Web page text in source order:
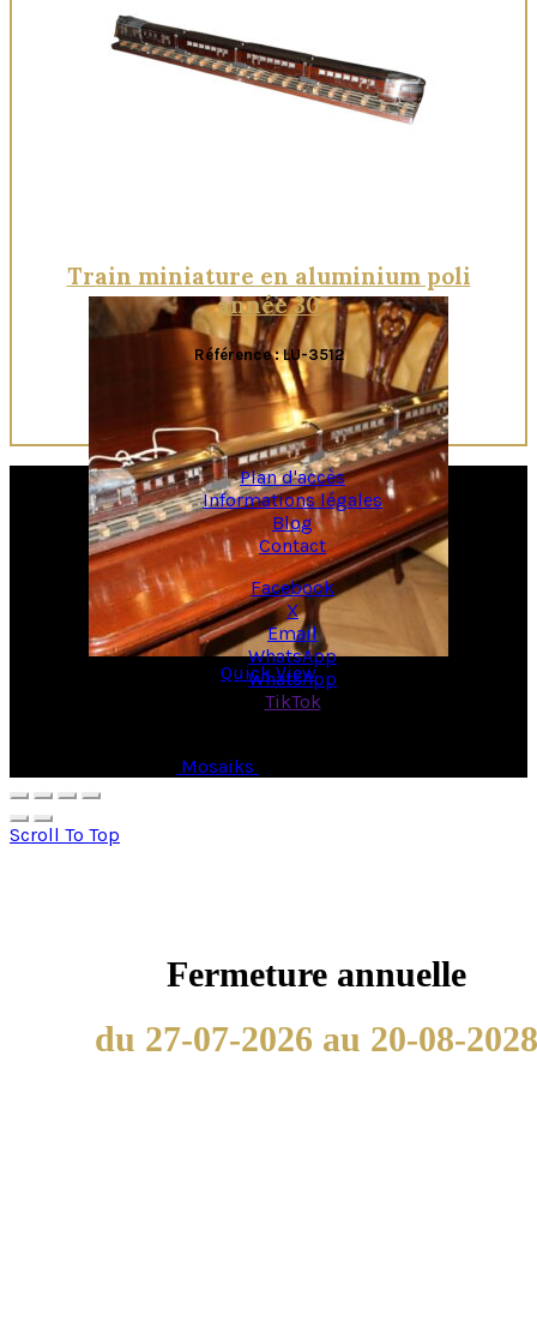
Quick View
Quick View
Train miniature en aluminium poli
année 30
Référence : LU-3512
Plan d'accès
Informations légales
Blog
Contact
Facebook
X
Email
WhatsApp
WhatsApp
TikTok
Mosaiks
Scroll To Top
Fermeture annuelle
du 27-07-2026 au 20-08-2028